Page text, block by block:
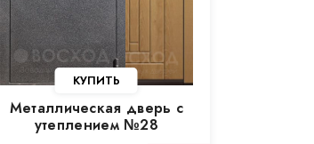
Металлическая дверь с
утеплением №28